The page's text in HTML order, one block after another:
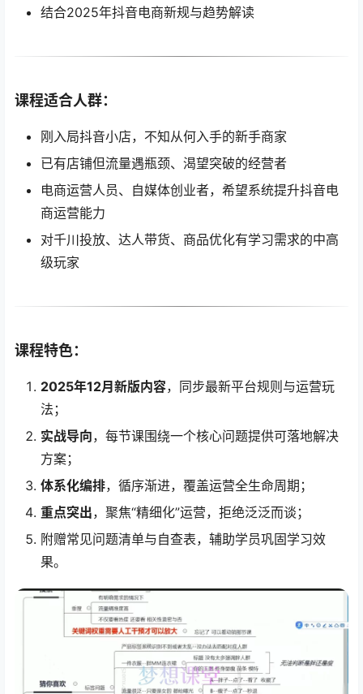
结合2025年抖音电商新规与趋势解读
课程适合人群：
刚入局抖音小店，不知从何入手的新手商家
已有店铺但流量遇瓶颈、渴望突破的经营者
电商运营人员、自媒体创业者，希望系统提升抖音电
商运营能力
对千川投放、达人带货、商品优化有学习需求的中高
级玩家
课程特色：
2025年12月新版内容，同步最新平台规则与运营玩
法；
实战导向，每节课围绕一个核心问题提供可落地解决
方案；
体系化编排，循序渐进，覆盖运营全生命周期；
重点突出，聚焦“精细化”运营，拒绝泛泛而谈；
附赠常见问题清单与自查表，辅助学员巩固学习效
果。